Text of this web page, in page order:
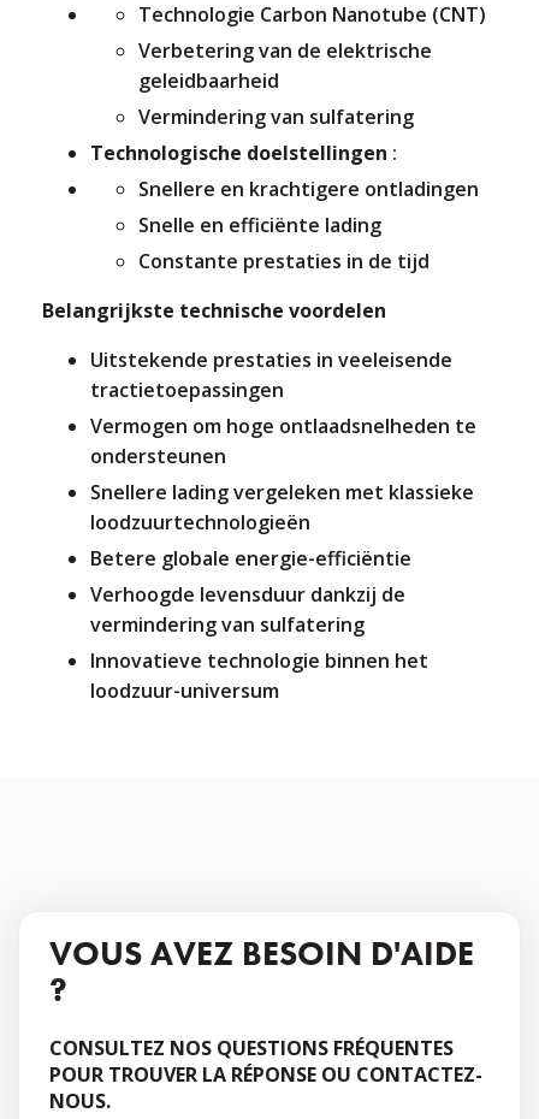
Technologie Carbon Nanotube (CNT)
Verbetering van de elektrische
geleidbaarheid
Vermindering van sulfatering
Technologische doelstellingen :
Snellere en krachtigere ontladingen
Snelle en efficiënte lading
Constante prestaties in de tijd
Belangrijkste technische voordelen
Uitstekende prestaties in veeleisende
tractietoepassingen
Vermogen om hoge ontlaadsnelheden te
ondersteunen
Snellere lading vergeleken met klassieke
loodzuurtechnologieën
Betere globale energie-efficiëntie
Verhoogde levensduur dankzij de
vermindering van sulfatering
Innovatieve technologie binnen het
loodzuur-universum
VOUS AVEZ BESOIN D'AIDE
?
CONSULTEZ NOS QUESTIONS FRÉQUENTES
POUR TROUVER LA RÉPONSE OU CONTACTEZ-
NOUS.